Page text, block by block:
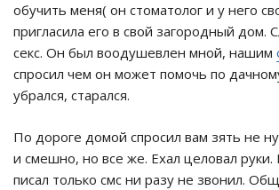
обучить меня( он стоматолог и у него
пригласила его в свой загородный дом.
секс. Он был воодушевлен мной, нашим
спросил чем он может помочь по
убрался, старался.
По дороге домой спросил вам зять не
и смешно, но все же. Ехал целовал
писал только смс ни разу не звонил.